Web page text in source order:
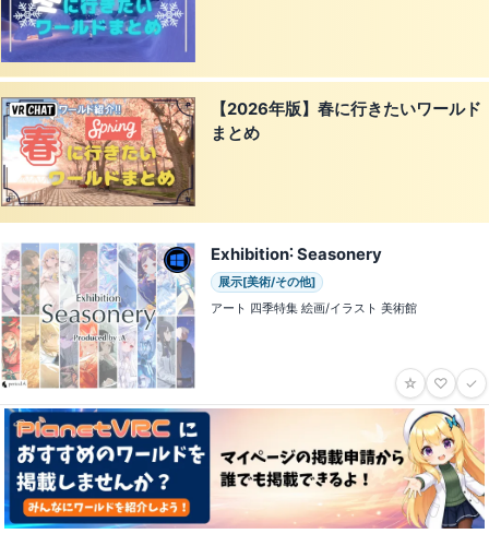
【2026年版】春に行きたいワールド
まとめ
Exhibition˸ Seasonery
展示[美術/その他]
アート 四季特集 絵画/イラスト 美術館
☆ ♡ ✓